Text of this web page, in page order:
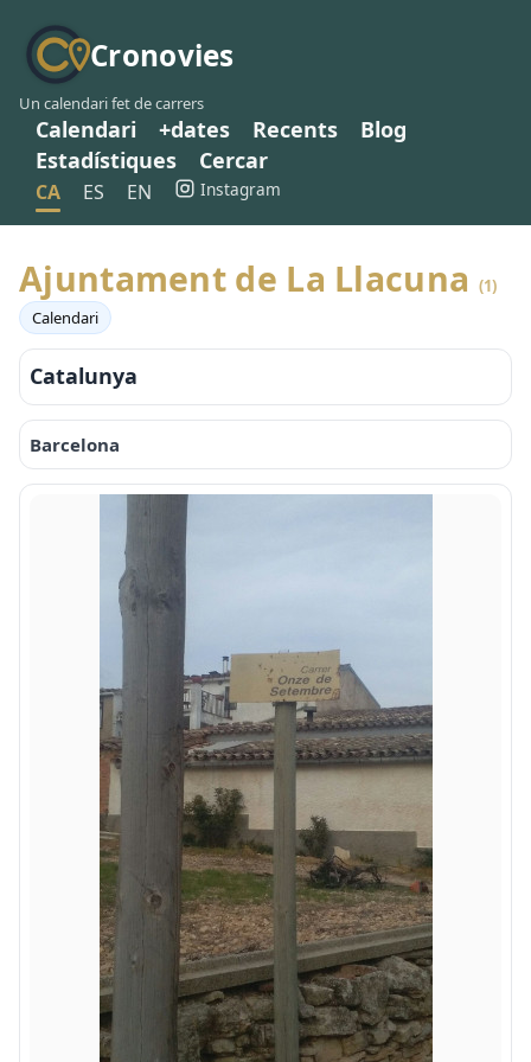
Cronovies
Un calendari fet de carrers
Calendari +dates Recents
Blog
Estadístiques
Cercar
CA ES EN Instagram
Ajuntament de La Llacuna (1)
Calendari
Catalunya
Barcelona